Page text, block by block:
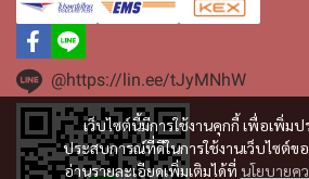
เว็บไซต์นี้มีการใช้งานคุกกี้ เพื่อเพิ่ม
ประสบการณ์ที่ดีในการใช้งานเว็บไซต์ข
อ่านรายละเอียดเพิ่มเติมได้ที่ นโยบายค
@https://lin.ee/tJyMNhW